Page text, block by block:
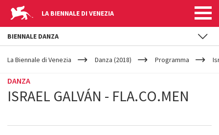
LA BIENNALE DI VENEZIA
YOUR
ARE
La Biennale di Venezia Danza (2018) Programma
DANZA
ISRAEL GALVÁN - FLA.CO.MEN
BIENNALE DANZA